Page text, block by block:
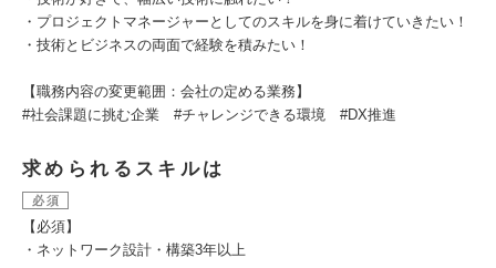
・プロジェクトマネージャーとしてのスキルを身に着けていきたい！
・技術とビジネスの両面で経験を積みたい！
【職務内容の変更範囲：会社の定める業務】
#社会課題に挑む企業 #チャレンジできる環境 #DX推進
求められるスキルは
必須
【必須】
・ネットワーク設計・構築3年以上